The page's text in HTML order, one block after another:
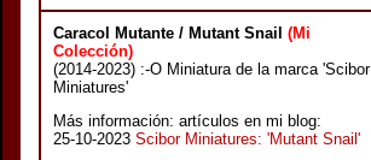
Caracol Mutante / Mutant Snail (Mi
Colección)
(2014-2023) :-O Miniatura de la marca 'Scibor
Miniatures'
Más información: artículos en mi blog:
25-10-2023 Scibor Miniatures: 'Mutant Snail'